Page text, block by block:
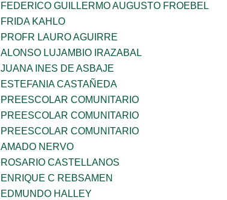
FEDERICO GUILLERMO AUGUSTO FROEBEL
FRIDA KAHLO
PROFR LAURO AGUIRRE
ALONSO LUJAMBIO IRAZABAL
JUANA INES DE ASBAJE
ESTEFANIA CASTAÑEDA
PREESCOLAR COMUNITARIO
PREESCOLAR COMUNITARIO
PREESCOLAR COMUNITARIO
AMADO NERVO
ROSARIO CASTELLANOS
ENRIQUE C REBSAMEN
EDMUNDO HALLEY